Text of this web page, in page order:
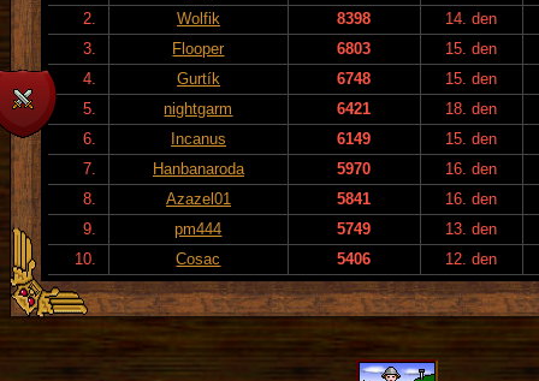
2.
Wolfik 8398
14. den
3.
Flooper 6803
15. den
4.
Gurtík 6748
15. den
5.
nightgarm 6421
18. den
6.
Incanus 6149
15. den
7.
Hanbanaroda 5970
16. den
8.
Azazel01 5841
16. den
9.
pm444 5749
13. den
10.
Cosac 5406 12. den